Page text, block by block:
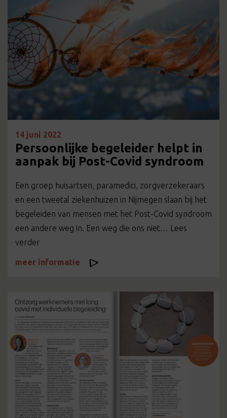
14 juni 2022
Persoonlijke begeleider helpt in
aanpak bij Post-Covid syndroom
Een groep huisartsen, paramedici, zorgverzekeraars
en een tweetal ziekenhuizen in Nijmegen slaan bij het
begeleiden van mensen met het Post-Covid syndroom
een andere weg in. Een weg die ons niet… Lees
verder
meer informatie